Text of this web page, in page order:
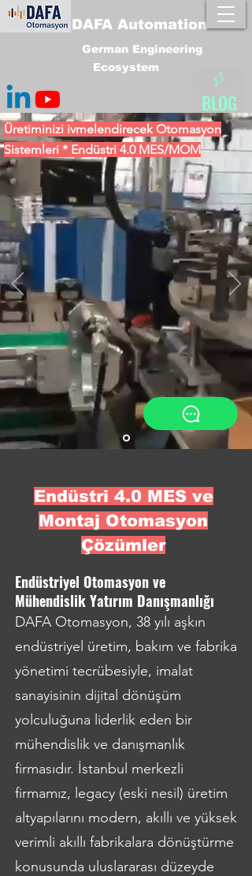
DAFA Automation
German Engineering
Ecosystem
BLOG
Üretiminizi ivmelendirecek Otomasyon
Sistemleri * Endüstri 4.0 MES/MOM
Endüstri 4.0 MES ve
Montaj Otomasyon
Çözümler
Endüstriyel Otomasyon ve
Mühendislik Yatırım Danışmanlığı
DAFA Otomasyon, 38 yılı aşkın
endüstriyel üretim, bakım ve fabrika
yönetimi tecrübesiyle, imalat
sanayisinin dijital dönüşüm
yolculuğuna liderlik eden bir
mühendislik ve danışmanlık
firmasıdır. İstanbul merkezli
firmamız, legacy (eski nesil) üretim
altyapılarını modern, akıllı ve yüksek
verimli akıllı fabrikalara dönüştürme
konusunda uluslararası düzeyde